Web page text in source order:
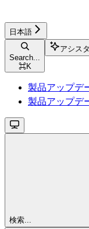
日本語
Search...
⌘K
アシス
製品アップデ
製品アップデ
検索...